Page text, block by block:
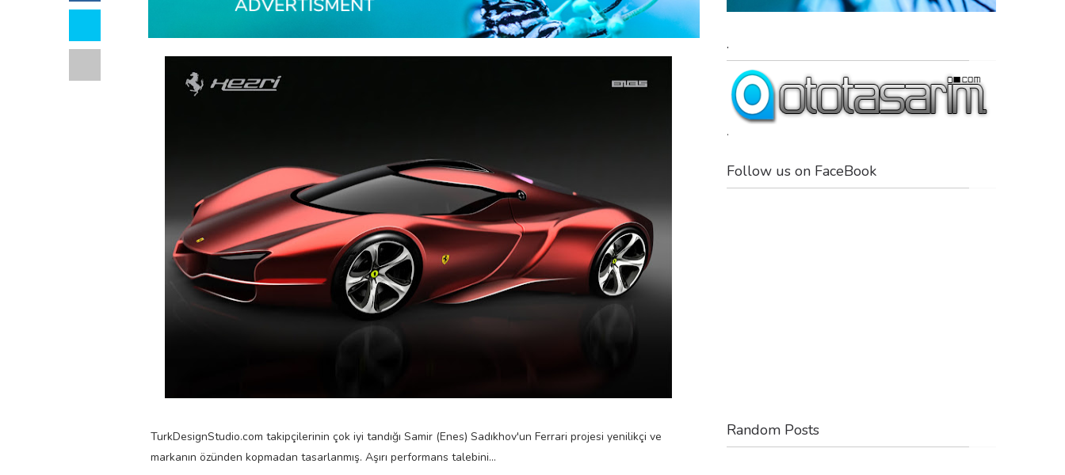
TurkDesignStudio.com takipçilerinin çok iyi tandığı Samir (Enes) Sadıkhov'un Ferrari projesi yenilikçi ve
markanın özünden kopmadan tasarlanmış. Aşırı performans talebini...
.
.
Follow us on FaceBook
Random Posts